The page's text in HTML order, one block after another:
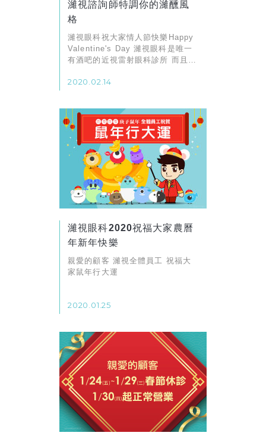
濰視諮詢師特調你的濰醺風
格
濰視眼科祝大家情人節快樂Happy
Valentine's Day 濰視眼科是唯一
有酒吧的近視雷射眼科診所 而且每
2020.02.14
濰視眼科2020祝福大家農曆
年新年快樂
親愛的顧客 ​​​​​​​濰視全體員工 祝福大
家鼠年行大運
2020.01.25